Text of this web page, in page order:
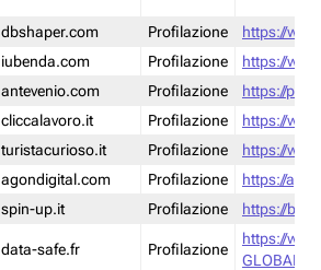
dbshaper.com Profilazione
https://
iubenda.com Profilazione
https://
antevenio.com Profilazione
https://
cliccalavoro.it Profilazione
https://
turistacurioso.it Profilazione
https://
agondigital.com Profilazione
https://
spin-up.it Profilazione https://
data-safe.fr Profilazione
https://
GLOBAL-